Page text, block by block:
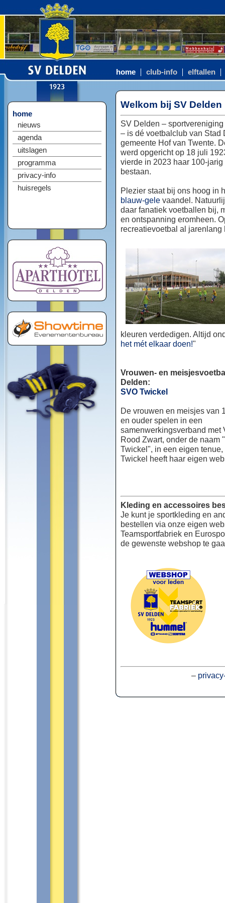
home club-info elftallen
home
nieuws
agenda
uitslagen
programma
privacy-info
huisregels
Welkom bij SV Delden
SV Delden –
– is dé voetbalclub van Stad
gemeente Hof van Twente.
werd opgericht op 18 juli
vierde in 2023 haar 100-jarig
bestaan.
Plezier staat bij ons hoog in
blauw-gele vaandel.
daar fanatiek voetballen bij,
en ontspanning eromheen.
recreatievoetbal al jarenlang
kleuren verdedigen. Altijd
het mét elkaar doen!"
Vrouwen- en
Delden:
SVO Twickel
De vrouwen en meisjes van
en ouder spelen in een
samenwerkingsverband met
Rood Zwart, onder de naam
Twickel", in een eigen
Twickel heeft haar eigen
Kleding en accessoires
Je kunt je sportkleding en
bestellen via onze eigen
Teamsportfabriek en
de gewenste webshop te
–